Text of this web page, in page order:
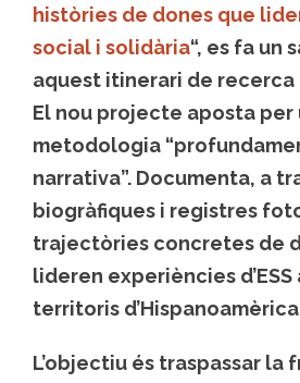
històries de dones que
social i solidària“, es fa un
aquest itinerari de
El nou projecte aposta per
metodologia
narrativa”. Documenta, a
biogràfiques i registres
trajectòries concretes de
lideren experiències
territoris
L’objectiu és traspassar la